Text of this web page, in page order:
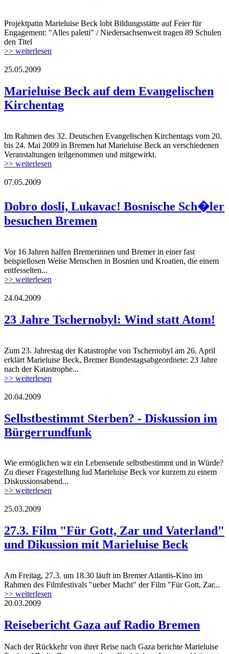
Projektpatin Marieluise Beck lobt Bildungsstätte auf Feier für
Engagement: "Alles paletti" / Niedersachsenweit tragen 89 Schulen
den Titel
>> weiterlesen
25.05.2009
Marieluise Beck auf dem Evangelischen
Kirchentag
Im Rahmen des 32. Deutschen Evangelischen Kirchentags vom 20.
bis 24. Mai 2009 in Bremen hat Marieluise Beck an verschiedenen
Veranstaltungen teilgenommen und mitgewirkt.
>> weiterlesen
07.05.2009
Dobro dosli, Lukavac! Bosnische Sch�ler
besuchen Bremen
Vor 16 Jahren halfen Bremerinnen und Bremer in einer fast
beispiellosen Weise Menschen in Bosnien und Kroatien, die einem
entfesselten...
>> weiterlesen
24.04.2009
23 Jahre Tschernobyl: Wind statt Atom!
Zum 23. Jahrestag der Katastrophe von Tschernobyl am 26. April
erklärt Marieluise Beck, Bremer Bundestagsabgeordnete: 23 Jahre
nach der Katastrophe...
>> weiterlesen
20.04.2009
Selbstbestimmt Sterben? - Diskussion im
Bürgerrundfunk
Wie ermöglichen wir ein Lebensende selbstbestimmt und in Würde?
Zu dieser Fragestellung lud Marieluise Beck vor kurzem zu einem
Diskussionsabend...
>> weiterlesen
25.03.2009
27.3. Film "Für Gott, Zar und Vaterland"
und Dikussion mit Marieluise Beck
Am Freitag, 27.3. um 18.30 läuft im Bremer Atlantis-Kino im
Rahmen des Filmfestivals "ueber Macht" der Film "Für Gott, Zar...
>> weiterlesen
20.03.2009
Reisebericht Gaza auf Radio Bremen
Nach der Rückkehr von ihrer Reise nach Gaza berichte Marieluise